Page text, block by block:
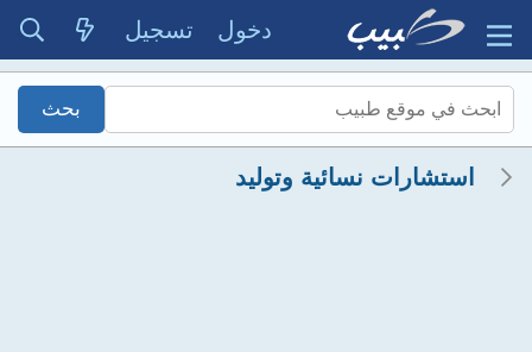
دخول تسجيل
استشارات نسائية وتوليد